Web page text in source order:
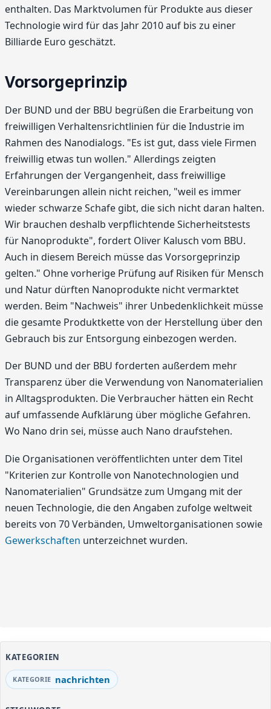
enthalten. Das Marktvolumen für Produkte aus dieser
Technologie wird für das Jahr 2010 auf bis zu einer
Billiarde Euro geschätzt.
Vorsorgeprinzip
Der BUND und der BBU begrüßen die Erarbeitung von
freiwilligen Verhaltensrichtlinien für die Industrie im
Rahmen des Nanodialogs. "Es ist gut, dass viele Firmen
freiwillig etwas tun wollen." Allerdings zeigten
Erfahrungen der Vergangenheit, dass freiwillige
Vereinbarungen allein nicht reichen, "weil es immer
wieder schwarze Schafe gibt, die sich nicht daran halten.
Wir brauchen deshalb verpflichtende Sicherheitstests
für Nanoprodukte", fordert Oliver Kalusch vom BBU.
Auch in diesem Bereich müsse das Vorsorgeprinzip
gelten." Ohne vorherige Prüfung auf Risiken für Mensch
und Natur dürften Nanoprodukte nicht vermarktet
werden. Beim "Nachweis" ihrer Unbedenklichkeit müsse
die gesamte Produktkette von der Herstellung über den
Gebrauch bis zur Entsorgung einbezogen werden.
Der BUND und der BBU forderten außerdem mehr
Transparenz über die Verwendung von Nanomaterialien
in Alltagsprodukten. Die Verbraucher hätten ein Recht
auf umfassende Aufklärung über mögliche Gefahren.
Wo Nano drin sei, müsse auch Nano draufstehen.
Die Organisationen veröffentlichten unter dem Titel
"Kriterien zur Kontrolle von Nanotechnologien und
Nanomaterialien" Grundsätze zum Umgang mit der
neuen Technologie, die den Angaben zufolge weltweit
bereits von 70 Verbänden, Umweltorganisationen sowie
Gewerkschaften unterzeichnet wurden.
KATEGORIEN
nachrichten